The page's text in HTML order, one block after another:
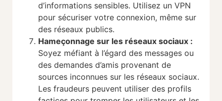
d’informations sensibles. Utilisez un VPN
pour sécuriser votre connexion, même sur
des réseaux publics.
Hameçonnage sur les réseaux sociaux :
Soyez méfiant à l’égard des messages ou
des demandes d’amis provenant de
sources inconnues sur les réseaux sociaux.
Les fraudeurs peuvent utiliser des profils